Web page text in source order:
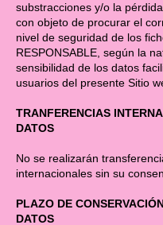
substracciones y/o la
con objeto de procurar el
nivel de seguridad de los
RESPONSABLE, según la
sensibilidad de los datos
usuarios del presente Sitio
TRANFERENCIAS
DATOS
No se realizarán
internacionales sin su
PLAZO DE
DATOS